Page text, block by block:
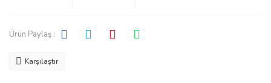
Ürün Paylaş :
Karşılaştır